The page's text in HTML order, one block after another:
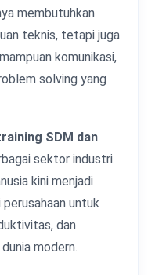
membutuhkan
teknis, tetapi juga
komunikasi,
solving yang
SDM dan
sektor industri.
kini menjadi
untuk
dan
modern.